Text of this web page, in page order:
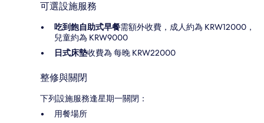
可選設施服務
吃到飽自助式早餐需額外收費，成人約為 KRW12000，
兒童約為 KRW9000
日式床墊收費為 每晚 KRW22000
整修與關閉
下列設施服務逢星期一關閉：
用餐場所